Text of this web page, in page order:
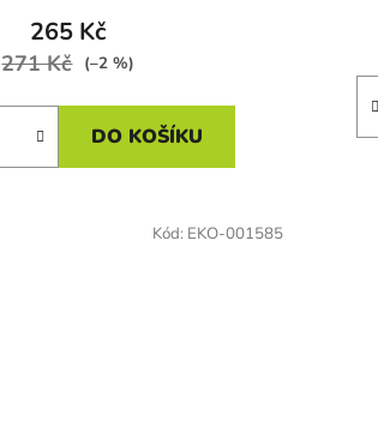
265 Kč
271 Kč (–2 %)
DO KOŠÍKU
Kód: EKO-001585